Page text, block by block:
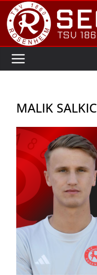
Zum
Inhalt
springen
MALIK SALKIC